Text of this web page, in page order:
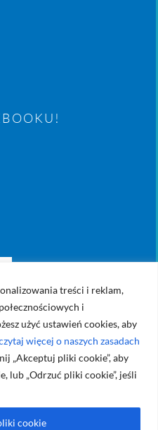
treści i reklam,
i
użyć ustawień cookies, aby
więcej o naszych zasadach
„Akceptuj pliki cookie”, aby
lub „Odrzuć pliki cookie”, jeśli
cookie